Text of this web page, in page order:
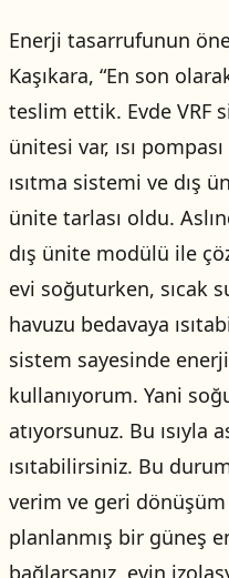
Enerji tasarrufunun
Kaşıkara, “En son
teslim ettik. Evde VRF
ünitesi var, ısı
ısıtma sistemi ve dış
ünite tarlası oldu.
dış ünite modülü ile
evi soğuturken, sıcak
havuzu bedavaya
sistem sayesinde
kullanıyorum. Yani
atıyorsunuz. Bu ısıyla
ısıtabilirsiniz. Bu
verim ve geri dönüşüm
planlanmış bir güneş